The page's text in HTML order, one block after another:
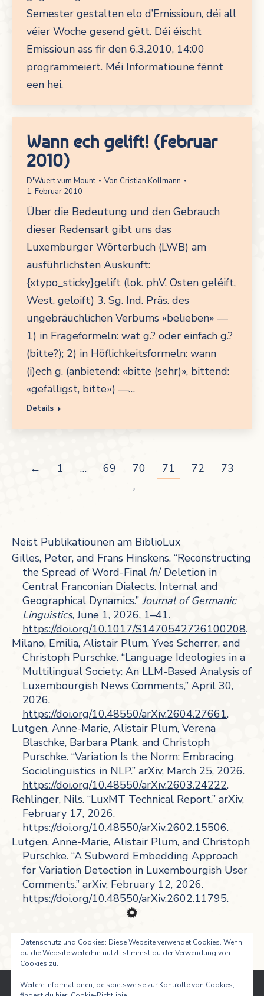
Semester gestalten elo d’Emissioun, déi all
véier Woche gesend gëtt. Déi éischt
Emissioun ass fir den 6.3.2010, 14:00
programmeiert. Méi Informatioune fënnt
een hei.
Wann ech gelift! (Februar
2010)
D'Wuert vum Mount Von Cristian Kollmann
1. Februar 2010
Über die Bedeutung und den Gebrauch
dieser Redensart gibt uns das
Luxemburger Wörterbuch (LWB) am
ausführlichsten Auskunft:
{xtypo_sticky}gelift (lok. phV. Osten geléift,
West. geloift) 3. Sg. Ind. Präs. des
ungebräuchlichen Verbums «belieben» —
1) in Frageformeln: wat g.? oder einfach g.?
(bitte?); 2) in Höflichkeitsformeln: wann
(i)ech g. (anbietend: «bitte (sehr)», bittend:
«gefälligst, bitte») —…
Details
← 1 … 69 70 71 72
73
→
Neist Publikatiounen am BiblioLux
Gilles, Peter, and Frans Hinskens. “Reconstructing
the Spread of Word-Final /n/ Deletion in
Central Franconian Dialects. Internal and
Geographical Dynamics.” Journal of Germanic
Linguistics, June 1, 2026, 1–41.
https://doi.org/10.1017/S1470542726100208.
Milano, Emilia, Alistair Plum, Yves Scherrer, and
Christoph Purschke. “Language Ideologies in a
Multilingual Society: An LLM-Based Analysis of
Luxembourgish News Comments,” April 30,
2026.
https://doi.org/10.48550/arXiv.2604.27661.
Lutgen, Anne-Marie, Alistair Plum, Verena
Blaschke, Barbara Plank, and Christoph
Purschke. “Variation Is the Norm: Embracing
Sociolinguistics in NLP.” arXiv, March 25, 2026.
https://doi.org/10.48550/arXiv.2603.24222.
Rehlinger, Nils. “LuxMT Technical Report.” arXiv,
February 17, 2026.
https://doi.org/10.48550/arXiv.2602.15506.
Lutgen, Anne-Marie, Alistair Plum, and Christoph
Purschke. “A Subword Embedding Approach
for Variation Detection in Luxembourgish User
Comments.” arXiv, February 12, 2026.
https://doi.org/10.48550/arXiv.2602.11795.
Datenschutz und Cookies: Diese Website verwendet Cookies. Wenn
du die Website weiterhin nutzt, stimmst du der Verwendung von
Cookies zu.
Weitere Informationen, beispielsweise zur Kontrolle von Cookies,